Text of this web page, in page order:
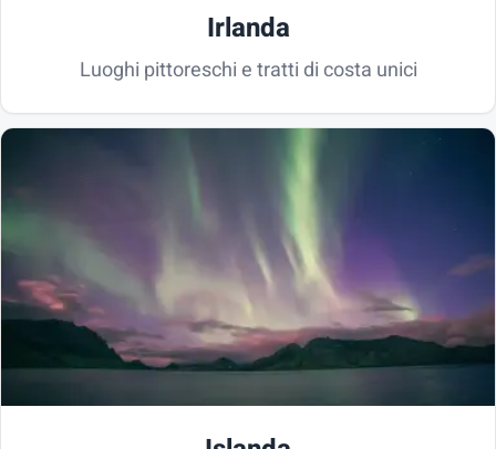
Irlanda
Luoghi pittoreschi e tratti di costa unici